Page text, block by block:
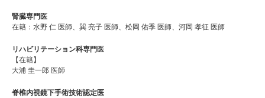
腎臓専門医
在籍：水野 仁 医師、巽 亮子 医師、松岡 佑季 医師、河岡 孝征 医師
リハビリテーション科専門医
【在籍】
大浦 圭一郎 医師
脊椎内視鏡下手術技術認定医